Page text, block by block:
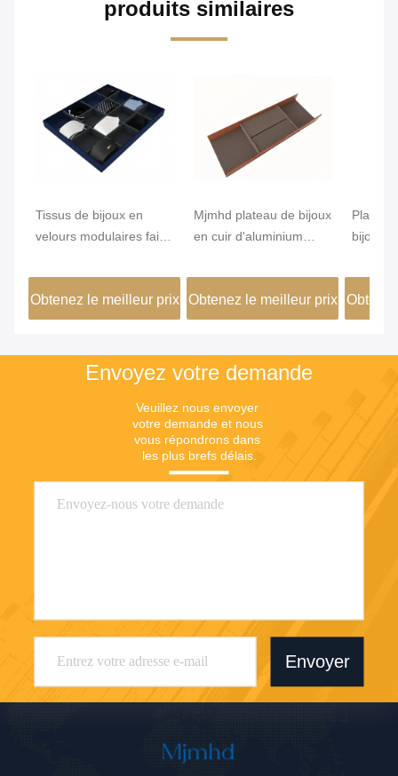
produits similaires
Tissus de bijoux en
velours modulaires faits
Obtenez le meilleur prix
Mjmhd plateau de bijoux
en cuir d'aluminium
empilés pour tiroirs
artisanaux
Obtenez le meilleur prix
Plate
bijoux
Envoyez votre demande
Veuillez nous envoyer
votre demande et nous
vous répondrons dans
les plus brefs délais.
Envoyer